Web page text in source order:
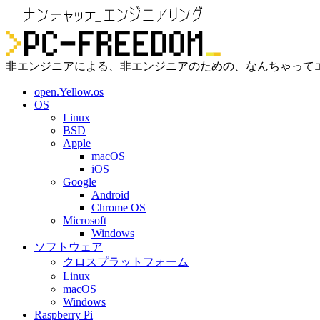
非エンジニアによる、非エンジニアのための、なんちゃって
open.Yellow.os
OS
Linux
BSD
Apple
macOS
iOS
Google
Android
Chrome OS
Microsoft
Windows
ソフトウェア
クロスプラットフォーム
Linux
macOS
Windows
Raspberry Pi